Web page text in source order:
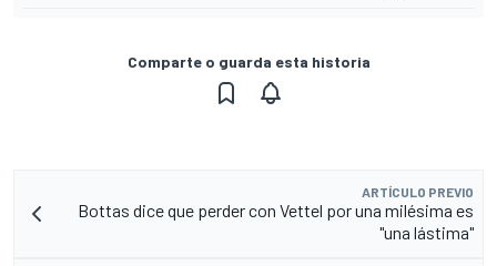
Comparte o guarda esta historia
ARTÍCULO PREVIO
Bottas dice que perder con Vettel por una milésima es
"una lástima"